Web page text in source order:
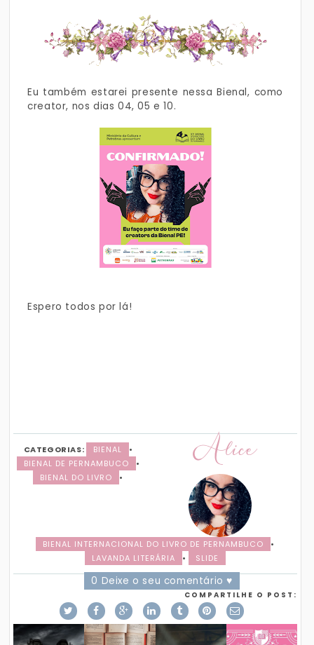
Eu também estarei presente nessa Bienal, como
creator, nos dias 04, 05 e 10.
Espero todos por lá!
Alice
CATEGORIAS: BIENAL
•
BIENAL DE PERNAMBUCO
•
BIENAL DO LIVRO
•
BIENAL INTERNACIONAL DO LIVRO DE PERNAMBUCO
•
LAVANDA LITERÁRIA
• SLIDE
0 Deixe o seu comentário ♥
COMPARTILHE O POST: